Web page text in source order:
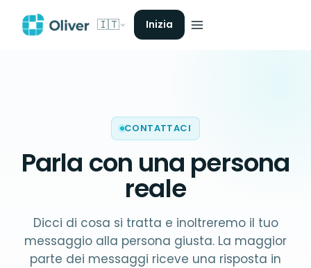
🇮🇹 Inizia
CONTATTACI
Parla con una persona
reale
Dicci di cosa si tratta e inoltreremo il tuo
messaggio alla persona giusta. La maggior
parte dei messaggi riceve una risposta in